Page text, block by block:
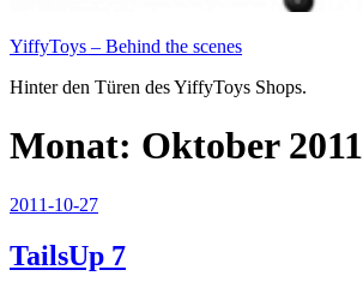
YiffyToys – Behind the scenes
Hinter den Türen des YiffyToys Shops.
Monat: Oktober 2011
Veröffentlicht
2011-10-27
TailsUp 7